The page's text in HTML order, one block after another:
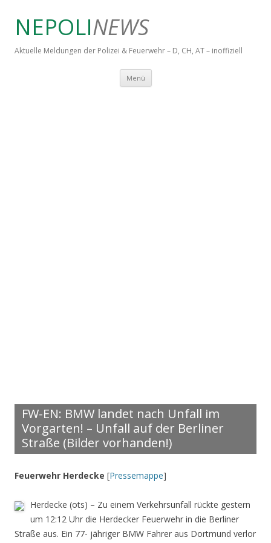
NEPOLINEWS
Aktuelle Meldungen der Polizei & Feuerwehr – D, CH, AT – inoffiziell
Menü Springe zum Inhalt
FW-EN: BMW landet nach Unfall im
Vorgarten! – Unfall auf der Berliner
Straße (Bilder vorhanden!)
Feuerwehr Herdecke [Pressemappe]
Herdecke (ots) – Zu einem Verkehrsunfall rückte gestern
um 12:12 Uhr die Herdecker Feuerwehr in die Berliner
Straße aus. Ein 77- jähriger BMW Fahrer aus Dortmund verlor